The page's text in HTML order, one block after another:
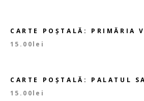
CARTE POȘTALĂ: PRIMĂRIA
15.00lei
CARTE POȘTALĂ: PALATUL
15.00lei